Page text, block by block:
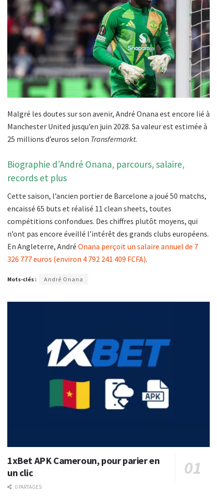
Malgré les doutes sur son avenir, André Onana est encore lié à
Manchester United jusqu’en juin 2028. Sa valeur est estimée à
25 millions d’euros selon Transfermarkt.
Biographie d’André Onana, parcours, salaire,
records et plus
Cette saison, l’ancien portier de Barcelone a joué 50 matchs,
encaissé 65 buts et réalisé 11 clean sheets, toutes
compétitions confondues. Des chiffres plutôt moyens, qui
n’ont pas encore éveillé l’intérêt des grands clubs européens.
En Angleterre, André Onana perçoit un salaire annuel de 7
326 777 euros (environ 4 792 241 409 FCFA).
Mots-clés : André Onana
1xBet APK Cameroun, pour parier en
un clic
0 PARTAGES